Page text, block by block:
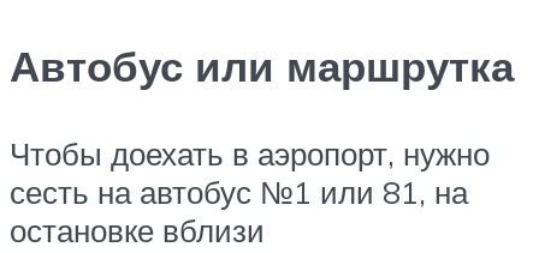
Автобус или маршрутка
Чтобы доехать в аэропорт, нужно
сесть на автобус №1 или 81, на
остановке вблизи